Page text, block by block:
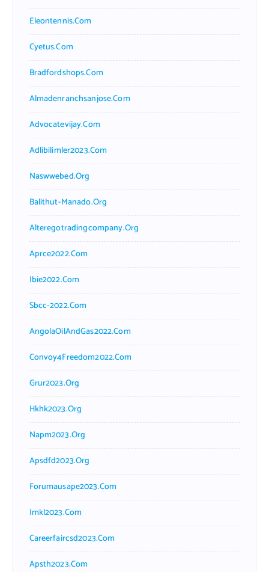
Eleontennis.com
Cyetus.com
Bradfordshops.com
Almadenranchsanjose.com
Advocatevijay.com
Adlibilimler2023.com
Naswwebed.org
Balithut-Manado.org
Alteregotradingcompany.org
Aprce2022.com
Ibie2022.com
Sbcc-2022.com
AngolaOilAndGas2022.com
Convoy4Freedom2022.com
Grur2023.org
Hkhk2023.org
Napm2023.org
Apsdfd2023.org
Forumausape2023.com
Imkl2023.com
Careerfaircsd2023.com
Apsth2023.com